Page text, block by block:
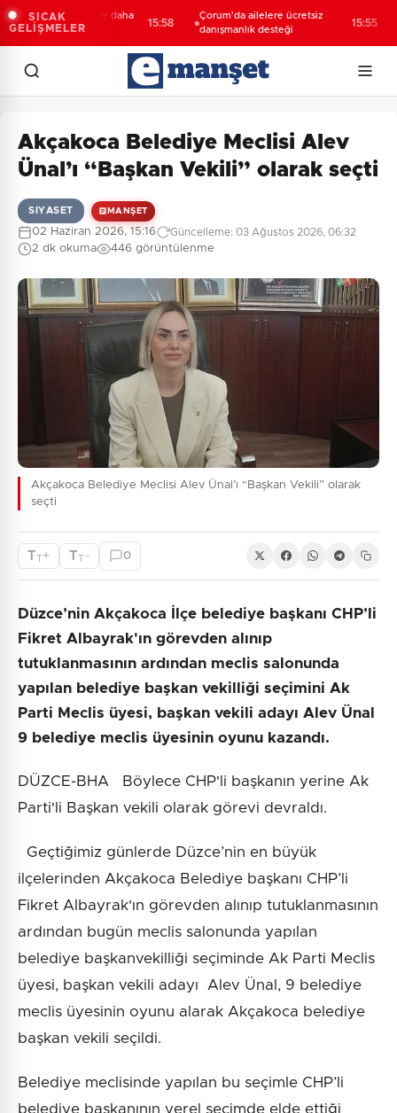
SICAK
GELİŞMELER
3 mahalleye daha
yatırım
15:58
Çorum'da ailelere ücretsiz
danışmanlık desteği
15:55
Akçakoca Belediye Meclisi Alev
Ünal’ı “Başkan Vekili” olarak seçti
SIYASET MANŞET
02 Haziran 2026, 15:16 Güncelleme: 03 Ağustos 2026, 06:32
2 dk okuma 446 görüntülenme
Akçakoca Belediye Meclisi Alev Ünal’ı “Başkan Vekili” olarak
seçti
TT+ TT - 0
Düzce’nin Akçakoca İlçe belediye başkanı CHP’li
Fikret Albayrak'ın görevden alınıp
tutuklanmasının ardından meclis salonunda
yapılan belediye başkan vekilliği seçimini Ak
Parti Meclis üyesi, başkan vekili adayı Alev Ünal
9 belediye meclis üyesinin oyunu kazandı.
DÜZCE-BHA Böylece CHP'li başkanın yerine Ak
Parti'li Başkan vekili olarak görevi devraldı.
Geçtiğimiz günlerde Düzce’nin en büyük
ilçelerinden Akçakoca Belediye başkanı CHP’li
Fikret Albayrak'ın görevden alınıp tutuklanmasının
ardından bugün meclis salonunda yapılan
belediye başkanvekilliği seçiminde Ak Parti Meclis
üyesi, başkan vekili adayı Alev Ünal, 9 belediye
meclis üyesinin oyunu alarak Akçakoca belediye
başkan vekili seçildi.
Belediye meclisinde yapılan bu seçimle CHP’li
belediye başkanının yerel seçimde elde ettiği